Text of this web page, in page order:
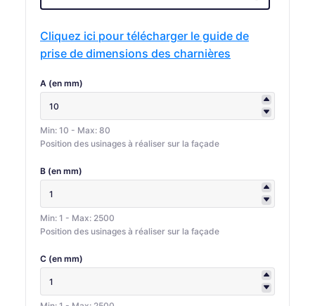
Cliquez ici pour télécharger le guide de
prise de dimensions des charnières
A (en mm)
Min: 10 - Max: 80
Position des usinages à réaliser sur la façade
B (en mm)
Min: 1 - Max: 2500
Position des usinages à réaliser sur la façade
C (en mm)